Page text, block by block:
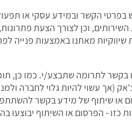
בפרטי הקשר ובמידע עסקי או
וכן לצורך הצעת פתרונות,
מאתנו באמצעות פנייה
בקשר לתרומה שתבצע/י. כמו כן,
(אך עשוי להיות גלוי לחברה
או שיתוף של מידע בקשר
- הפרסום או השיתוף יבוצעו